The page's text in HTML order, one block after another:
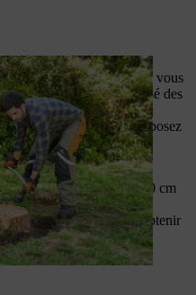
pierres de la brouette que vous
souche. Nous avons utilisé des
intempéries. Frappez
dans le sol, puis posez
les serrer.
dépasser d’environ 10 cm
plus plates, il peut être
de les frapper jusqu’à obtenir